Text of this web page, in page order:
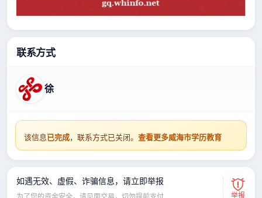
联系方式
徐
该信息已完成，联系方式已关闭。 查看更多威海市学历教育
如遇无效、虚假、诈骗信息，请立即举报
为了您的资金安全，请见面交易，切勿提前支付 举报